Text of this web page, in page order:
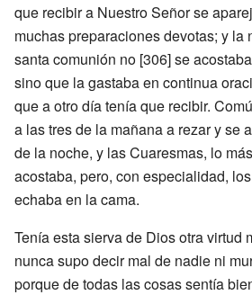
que recibir a Nuestro Señor se
muchas preparaciones devotas; y la
santa comunión no [306] se
sino que la gastaba en continua
que a otro día tenía que recibir.
a las tres de la mañana a rezar y se
de la noche, y las Cuaresmas, lo
acostaba, pero, con especialidad,
echaba en la cama.
Tenía esta sierva de Dios otra virtud
nunca supo decir mal de nadie ni
porque de todas las cosas sentía